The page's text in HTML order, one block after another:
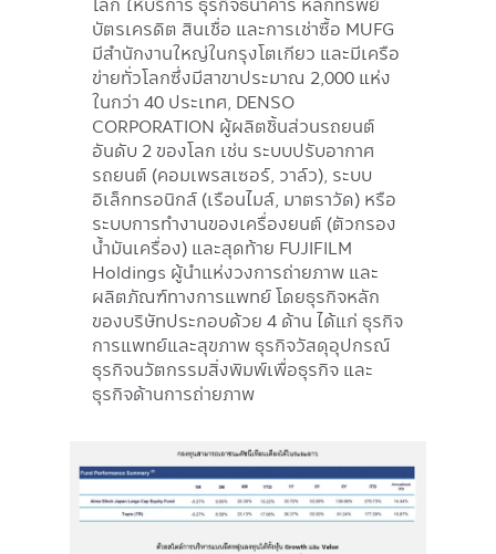
บัตรเครดิต สินเชื่อ และการเช่าซื้อ MUFG
มีสำนักงานใหญ่ในกรุงโตเกียว และมีเครือ
ข่ายทั่วโลกซึ่งมีสาขาประมาณ 2,000 แห่ง
ในกว่า 40 ประเทศ, DENSO
CORPORATION ผู้ผลิตชิ้นส่วนรถยนต์
อันดับ 2 ของโลก เช่น ระบบปรับอากาศ
รถยนต์ (คอมเพรสเซอร์, วาล์ว), ระบบ
อิเล็กทรอนิกส์ (เรือนไมล์, มาตราวัด) หรือ
ระบบการทำงานของเครื่องยนต์ (ตัวกรอง
น้ำมันเครื่อง) และสุดท้าย FUJIFILM
Holdings ผู้นำแห่งวงการถ่ายภาพ และ
ผลิตภัณฑ์ทางการแพทย์ โดยธุรกิจหลัก
ของบริษัทประกอบด้วย 4 ด้าน ได้แก่ ธุรกิจ
การแพทย์และสุขภาพ ธุรกิจวัสดุอุปกรณ์
ธุรกิจนวัตกรรมสิ่งพิมพ์เพื่อธุรกิจ และ
ธุรกิจด้านการถ่ายภาพ